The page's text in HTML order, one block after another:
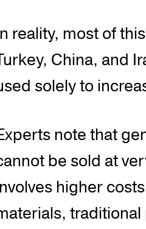
reality, most of
China, and
solely to
note that
be sold at
higher